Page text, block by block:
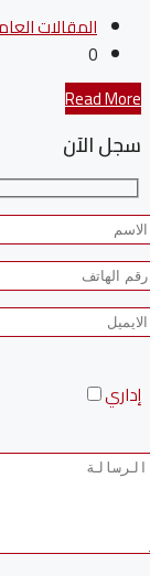
المقالات
0
Read More
سجل الآن
إداري